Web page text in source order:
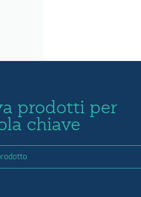
prodotti per
chiave